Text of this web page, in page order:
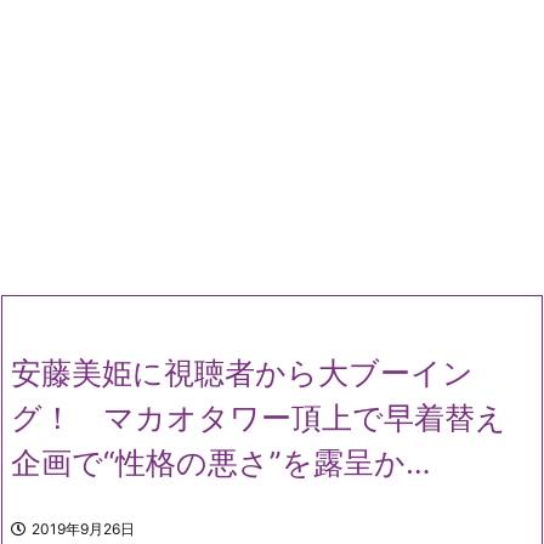
安藤美姫に視聴者から大ブーイン
グ！ マカオタワー頂上で早着替え
企画で“性格の悪さ”を露呈か…
2019年9月26日